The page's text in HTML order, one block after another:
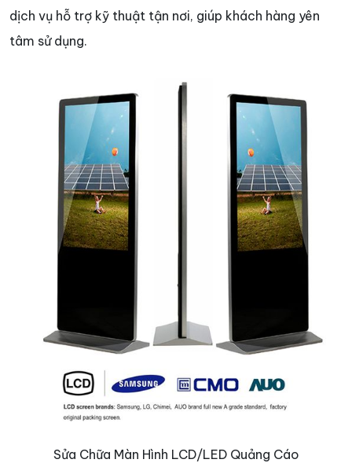
dịch vụ hỗ trợ kỹ thuật tận nơi, giúp khách hàng yên
tâm sử dụng.
Sửa Chữa Màn Hình LCD/LED Quảng Cáo